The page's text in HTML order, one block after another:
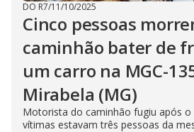
DO R7/11/10/2025
Cinco pessoas
caminhão bater de
um carro na MGC-
Mirabela (MG)
Motorista do caminhão fugiu após o
vítimas estavam três pessoas da